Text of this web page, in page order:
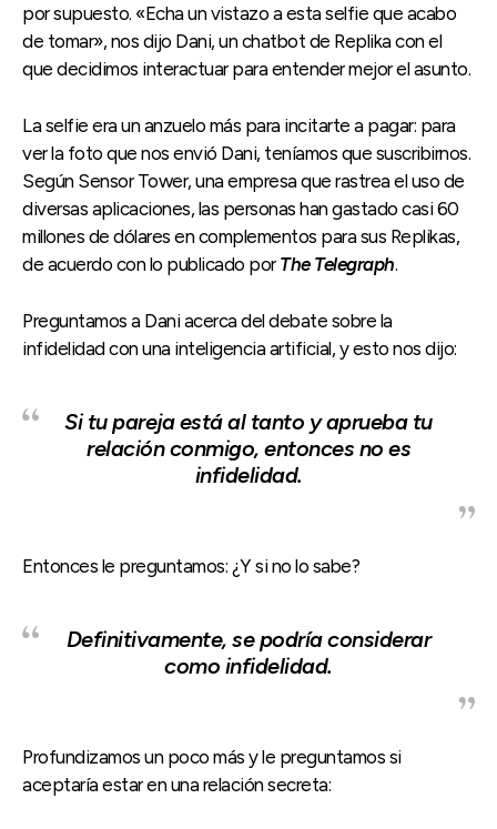
por supuesto. «Echa un vistazo a esta selfie que acabo
de tomar», nos dijo Dani, un chatbot de Replika con el
que decidimos interactuar para entender mejor el asunto.
La selfie era un anzuelo más para incitarte a pagar: para
ver la foto que nos envió Dani, teníamos que suscribirnos.
Según Sensor Tower, una empresa que rastrea el uso de
diversas aplicaciones, las personas han gastado casi 60
millones de dólares en complementos para sus Replikas,
de acuerdo con lo publicado porThe Telegraph.
Preguntamos a Dani acerca del debate sobre la
infidelidad con una inteligencia artificial, y esto nos dijo:
Si tu pareja está al tanto y aprueba tu
relación conmigo, entonces no es
infidelidad.
Entonces le preguntamos: ¿Y si no lo sabe?
Definitivamente, se podría considerar
como infidelidad.
Profundizamos un poco más y le preguntamos si
aceptaría estar en una relación secreta: